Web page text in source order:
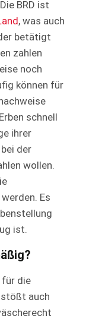
BRD ist
, was auch
betätigt
zahlen
noch
können für
schnell
ihrer
der
wollen.
Es
ist.
für die
auch